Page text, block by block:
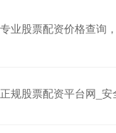
专业股票配资价格查询
正规股票配资平台网_